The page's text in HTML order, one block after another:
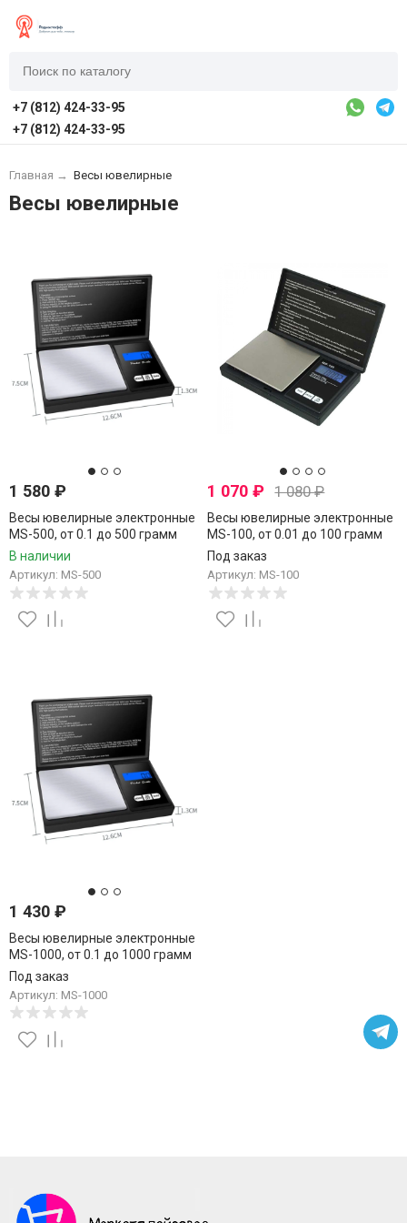
+7 (812) 424-33-95
+7 (812) 424-33-95
Главная → Весы ювелирные
Весы ювелирные
1 580 ₽
Весы ювелирные электронные
MS-500, от 0.1 до 500 грамм
В наличии
Артикул: MS-500
1 070₽ 1 080₽
Весы ювелирные электронные
MS-100, от 0.01 до 100 грамм
Под заказ
Артикул: MS-100
1 430 ₽
Весы ювелирные электронные
MS-1000, от 0.1 до 1000 грамм
Под заказ
Артикул: MS-1000